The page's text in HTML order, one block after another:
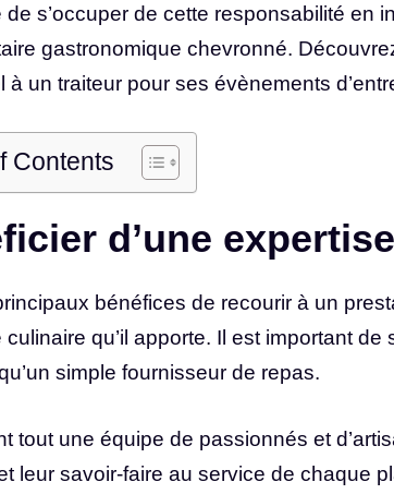
de s’occuper de cette responsabilité en
gastronomique chevronné.
à un traiteur pour ses évènements
Contents
d’une
bénéfices de recourir à un
culinaire qu’il apporte. Il est important
simple fournisseur de repas.
tout une équipe de passionnés et
leur savoir-faire au service de chaque